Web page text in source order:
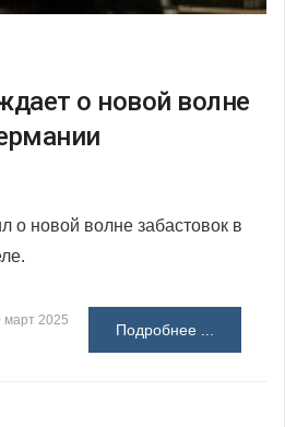
о новой волне
новой волне забастовок в
март 2025
Подробнее ...